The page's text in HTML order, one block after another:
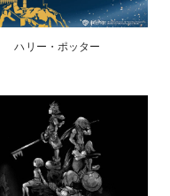
ハリー・ポッター